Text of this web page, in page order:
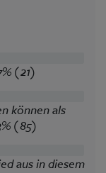
(21)
können als
(85)
aus in diesem